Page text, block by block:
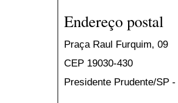
Endereço postal
Praça Raul Furquim, 09
CEP 19030-430
Presidente Prudente/SP